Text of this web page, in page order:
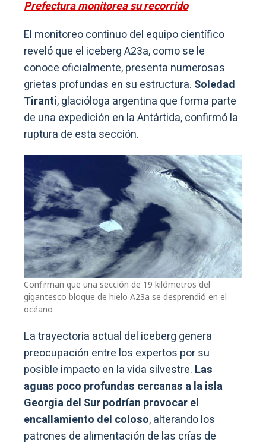
Prefectura monitorea su recorrido
El monitoreo continuo del equipo científico
reveló que el iceberg A23a, como se le
conoce oficialmente, presenta numerosas
grietas profundas en su estructura. Soledad
Tiranti, glacióloga argentina que forma parte
de una expedición en la Antártida, confirmó la
ruptura de esta sección.
Confirman que una sección de 19 kilómetros del
gigantesco bloque de hielo A23a se desprendió en el
océano
La trayectoria actual del iceberg genera
preocupación entre los expertos por su
posible impacto en la vida silvestre. Las
aguas poco profundas cercanas a la isla
Georgia del Sur podrían provocar el
encallamiento del coloso, alterando los
patrones de alimentación de las crías de